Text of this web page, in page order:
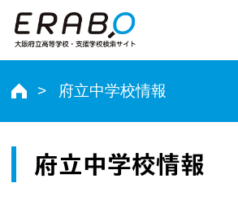
文字サイズ
小 中 大
府立中学校情報
府立中学校情報